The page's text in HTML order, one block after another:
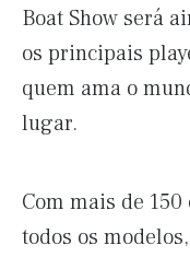
Boat Show será
os principais
quem ama o
lugar.
Com mais de
todos os